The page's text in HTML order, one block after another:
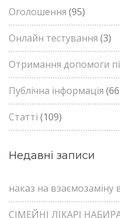
Оголошення (95)
Онлайн тестування (3)
Отримання допомоги
Публічна інформація
Статті (109)
Недавні записи
наказ на
СІМЕЙНІ ЛІКАРІ